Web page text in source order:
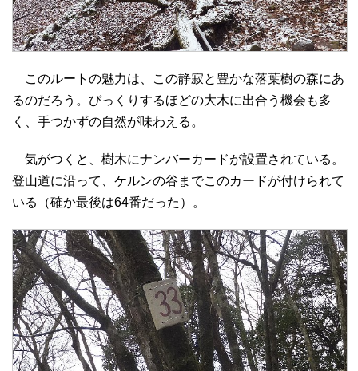
このルートの魅力は、この静寂と豊かな落葉樹の森にあ
るのだろう。びっくりするほどの大木に出合う機会も多
く、手つかずの自然が味わえる。
気がつくと、樹木にナンバーカードが設置されている。
登山道に沿って、ケルンの谷までこのカードが付けられて
いる（確か最後は64番だった）。